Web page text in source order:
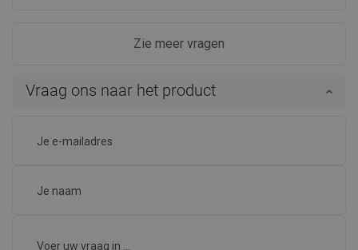
Zie meer vragen
Vraag ons naar het product